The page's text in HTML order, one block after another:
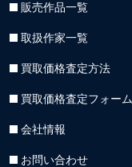
販売作品一覧
取扱作家一覧
買取価格査定方法
買取価格査定フォーム
会社情報
お問い合わせ